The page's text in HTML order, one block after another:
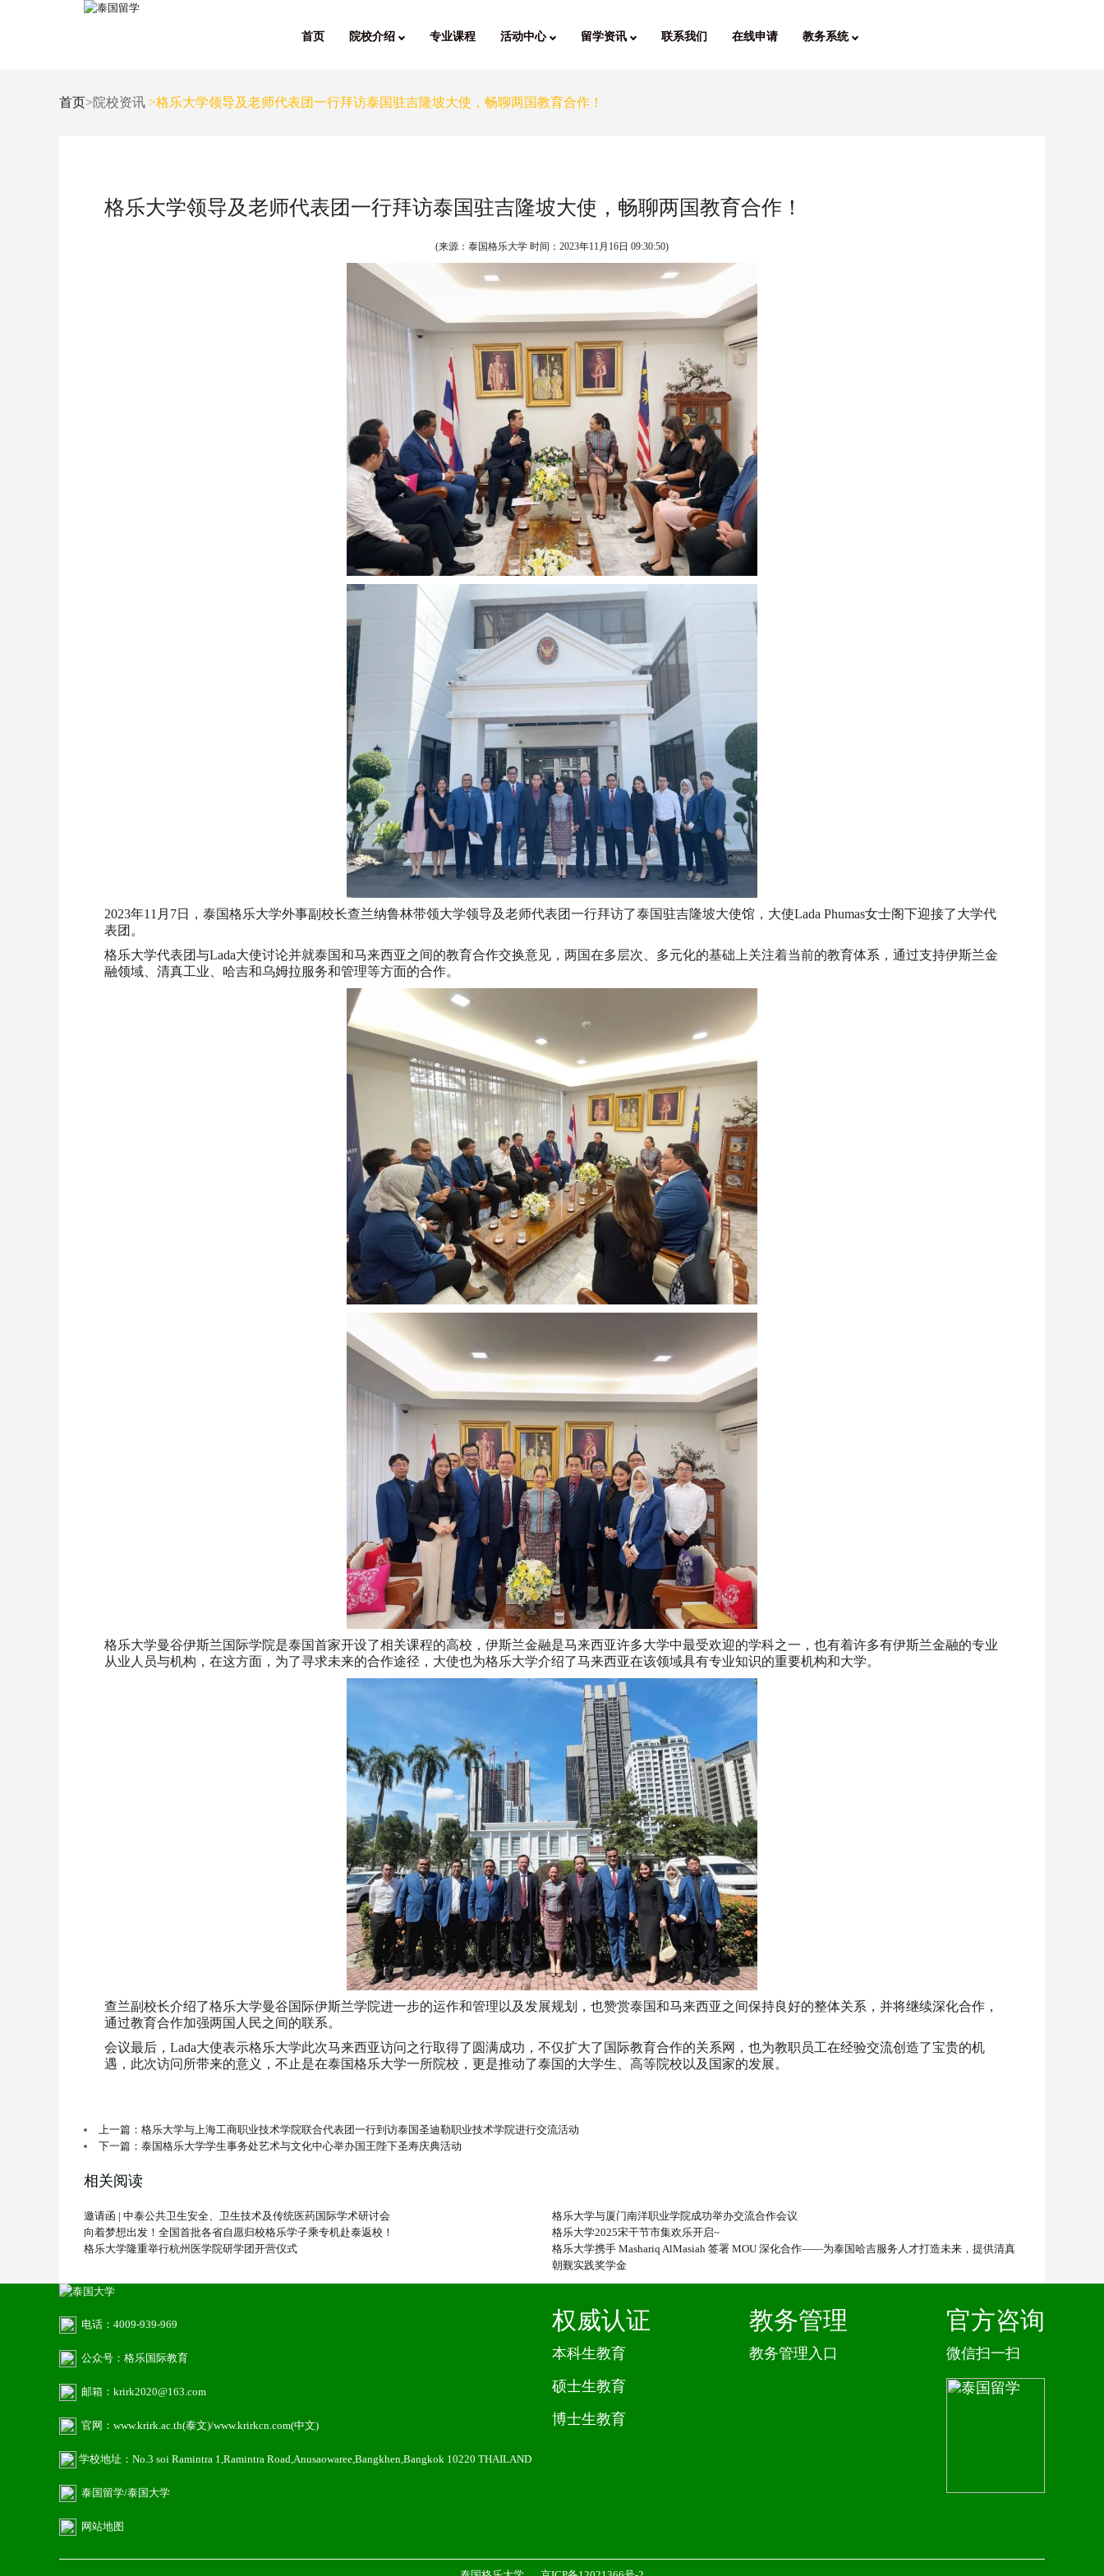
首页 院校介绍 专业课程 活动中心 留学资讯 联系我们 在线申请 教务系统
首页>院校资讯 >格乐大学领导及老师代表团一行拜访泰国驻吉隆坡大使，畅聊两国教育合作！
格乐大学领导及老师代表团一行拜访泰国驻吉隆坡大使，畅聊两国教育合作！
(来源：泰国格乐大学 时间： 2023年11月16日 09:30:50)
2023年11月7日，泰国格乐大学外事副校长查兰纳鲁林带领大学领导及老师代表团一行拜访了泰国驻吉隆坡大使馆，大使Lada Phumas女士阁下迎接了大学代
表团。
格乐大学代表团与Lada大使讨论并就泰国和马来西亚之间的教育合作交换意见，两国在多层次、多元化的基础上关注着当前的教育体系，通过支持伊斯兰金
融领域、清真工业、哈吉和乌姆拉服务和管理等方面的合作。
格乐大学曼谷伊斯兰国际学院是泰国首家开设了相关课程的高校，伊斯兰金融是马来西亚许多大学中最受欢迎的学科之一，也有着许多有伊斯兰金融的专业
从业人员与机构，在这方面，为了寻求未来的合作途径，大使也为格乐大学介绍了马来西亚在该领域具有专业知识的重要机构和大学。
查兰副校长介绍了格乐大学曼谷国际伊斯兰学院进一步的运作和管理以及发展规划，也赞赏泰国和马来西亚之间保持良好的整体关系，并将继续深化合作，
通过教育合作加强两国人民之间的联系。
会议最后，Lada大使表示格乐大学此次马来西亚访问之行取得了圆满成功，不仅扩大了国际教育合作的关系网，也为教职员工在经验交流创造了宝贵的机
遇，此次访问所带来的意义，不止是在泰国格乐大学一所院校，更是推动了泰国的大学生、高等院校以及国家的发展。
上一篇：格乐大学与上海工商职业技术学院联合代表团一行到访泰国圣迪勒职业技术学院进行交流活动
下一篇：泰国格乐大学学生事务处艺术与文化中心举办国王陛下圣寿庆典活动
相关阅读
邀请函 | 中泰公共卫生安全、卫生技术及传统医药国际学术研讨会
格乐大学与厦门南洋职业学院成功举办交流合作会议
向着梦想出发！全国首批各省自愿归校格乐学子乘专机赴泰返校！
格乐大学2025宋干节市集欢乐开启~
格乐大学隆重举行杭州医学院研学团开营仪式
格乐大学携手 Mashariq AlMasiah 签署 MOU 深化合作——为泰国哈吉服务人才打造未来，提供清真
朝觐实践奖学金
电话：4009-939-969
公众号：格乐国际教育
邮箱：krirk2020@163.com
官网：www.krirk.ac.th(泰文)/www.krirkcn.com(中文)
学校地址：No.3 soi Ramintra 1,Ramintra Road,Anusaowaree,Bangkhen,Bangkok 10220 THAILAND
泰国留学/泰国大学
网站地图
权威认证
本科生教育
硕士生教育
博士生教育
教务管理
教务管理入口
官方咨询
微信扫一扫